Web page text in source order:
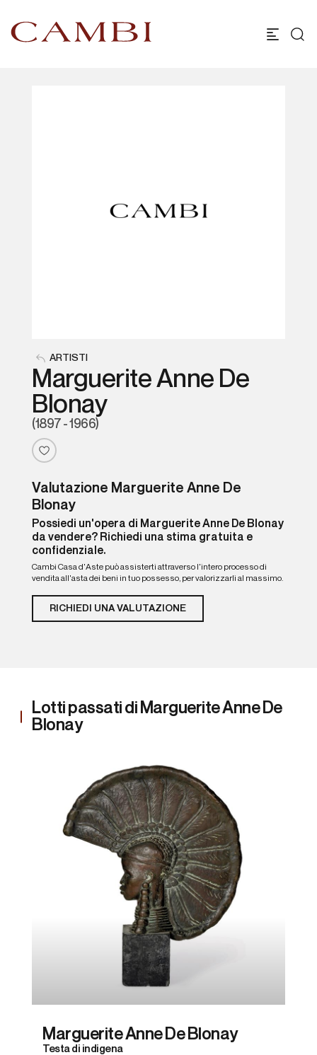
ARTISTI
Marguerite Anne De
Blonay
(1897 - 1966)
Valutazione Marguerite Anne De
Blonay
Possiedi un'opera di Marguerite Anne De Blonay
da vendere? Richiedi una stima gratuita e
confidenziale.
Cambi Casa d'Aste può assisterti attraverso l'intero processo di
vendita all'asta dei beni in tuo possesso, per valorizzarli al massimo.
RICHIEDI UNA VALUTAZIONE
Lotti passati di Marguerite Anne De
Blonay
Marguerite Anne De Blonay
Testa di indigena